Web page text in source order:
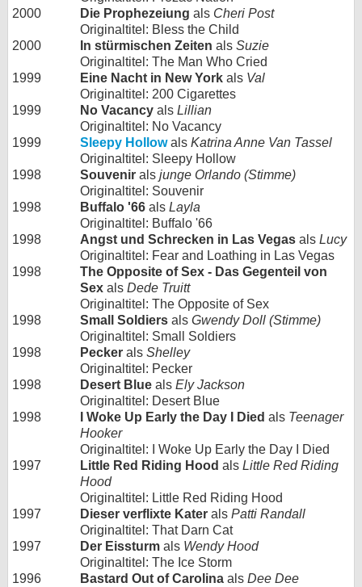
2000
Die Prophezeiung als Cheri Post
Originaltitel: Bless the Child
2000
In stürmischen Zeiten als Suzie
Originaltitel: The Man Who Cried
1999
Eine Nacht in New York als Val
Originaltitel: 200 Cigarettes
1999
No Vacancy als Lillian
Originaltitel: No Vacancy
1999
Sleepy Hollowals Katrina Anne Van Tassel
Originaltitel: Sleepy Hollow
1998
Souvenir als junge Orlando (Stimme)
Originaltitel: Souvenir
1998
Buffalo '66 als Layla
Originaltitel: Buffalo '66
1998
Angst und Schrecken in Las Vegas als Lucy
Originaltitel: Fear and Loathing in Las Vegas
1998
The Opposite of Sex - Das Gegenteil von
Sex als Dede Truitt
Originaltitel: The Opposite of Sex
1998
Small Soldiers als Gwendy Doll (Stimme)
Originaltitel: Small Soldiers
1998
Pecker als Shelley
Originaltitel: Pecker
1998
Desert Blue als Ely Jackson
Originaltitel: Desert Blue
1998
I Woke Up Early the Day I Died als Teenager
Hooker
Originaltitel: I Woke Up Early the Day I Died
1997
Little Red Riding Hood als Little Red Riding
Hood
Originaltitel: Little Red Riding Hood
1997
Dieser verflixte Kater als Patti Randall
Originaltitel: That Darn Cat
1997
Der Eissturm als Wendy Hood
Originaltitel: The Ice Storm
1996
Bastard Out of Carolina als Dee Dee